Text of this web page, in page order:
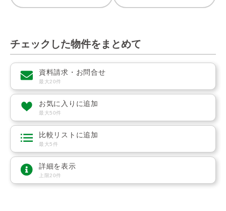
チェックした物件をまとめて
資料請求・お問合せ
最大20件
お気に入りに追加
最大50件
比較リストに追加
最大5件
詳細を表示
上限20件